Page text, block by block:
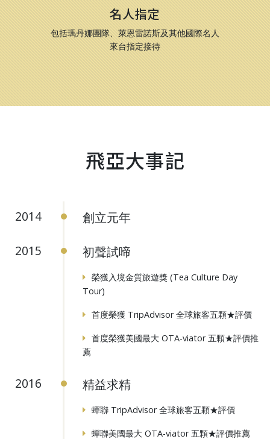
名人指定
包括瑪丹娜團隊、萊恩雷諾斯及其他國際名人
來台指定接待
飛亞大事記
2014 創立元年
2015 初聲試啼
榮獲入境金質旅遊獎 (Tea Culture Day
Tour)
首度榮獲 TripAdvisor 全球旅客五顆★評價
首度榮獲美國最大 OTA-viator 五顆★評價推
薦
2016 精益求精
蟬聯 TripAdvisor 全球旅客五顆★評價
蟬聯美國最大 OTA-viator 五顆★評價推薦